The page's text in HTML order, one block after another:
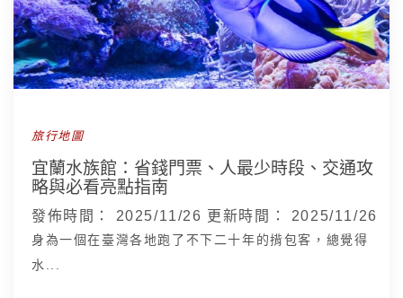
旅行地圖
宜蘭水族館：省錢門票、人最少時段、交通攻
略與必看亮點指南
發佈時間： 2025/11/26 更新時間： 2025/11/26
身為一個在臺灣各地跑了不下二十年的揹包客，總覺得
水...